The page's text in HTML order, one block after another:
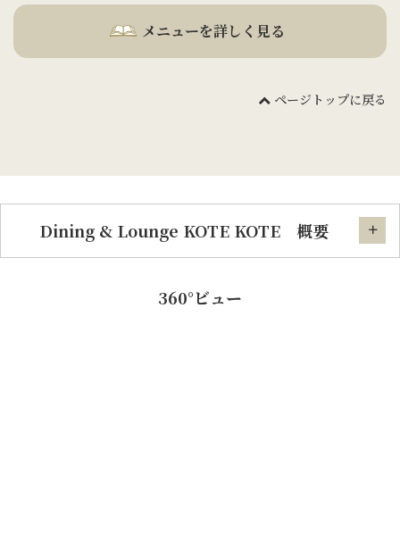
メニューを詳しく見る
ページトップに戻る
Dining & Lounge KOTE KOTE 概要
360°ビュー